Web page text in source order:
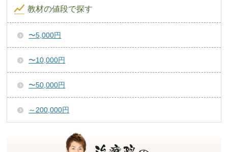
教材の値段で探す
〜5,000円
〜10,000円
〜50,000円
～200,000円